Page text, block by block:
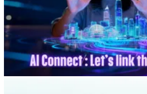
#Food Coma
#職場時間規劃
#香港職場
#辦公室效率